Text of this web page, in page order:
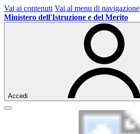
Vai ai contenuti Vai al menu di navigazione
Ministero dell'Istruzione e del Merito
Accedi